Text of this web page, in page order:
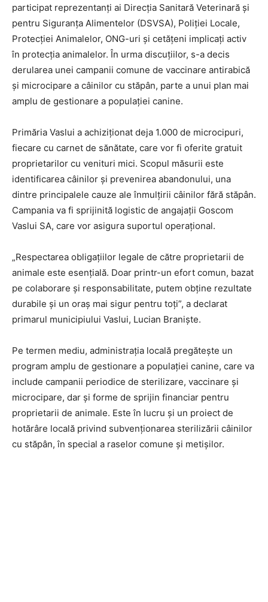
participat reprezentanți ai Direcția Sanitară Veterinară și
pentru Siguranța Alimentelor (DSVSA), Poliției Locale,
Protecției Animalelor, ONG-uri și cetățeni implicați activ
în protecția animalelor. În urma discuțiilor, s-a decis
derularea unei campanii comune de vaccinare antirabică
și microcipare a câinilor cu stăpân, parte a unui plan mai
amplu de gestionare a populației canine.
Primăria Vaslui a achiziționat deja 1.000 de microcipuri,
fiecare cu carnet de sănătate, care vor fi oferite gratuit
proprietarilor cu venituri mici. Scopul măsurii este
identificarea câinilor și prevenirea abandonului, una
dintre principalele cauze ale înmulțirii câinilor fără stăpân.
Campania va fi sprijinită logistic de angajații Goscom
Vaslui SA, care vor asigura suportul operațional.
„Respectarea obligațiilor legale de către proprietarii de
animale este esențială. Doar printr-un efort comun, bazat
pe colaborare și responsabilitate, putem obține rezultate
durabile și un oraș mai sigur pentru toți”, a declarat
primarul municipiului Vaslui, Lucian Braniște.
Pe termen mediu, administrația locală pregătește un
program amplu de gestionare a populației canine, care va
include campanii periodice de sterilizare, vaccinare și
microcipare, dar și forme de sprijin financiar pentru
proprietarii de animale. Este în lucru și un proiect de
hotărâre locală privind subvenționarea sterilizării câinilor
cu stăpân, în special a raselor comune și metișilor.